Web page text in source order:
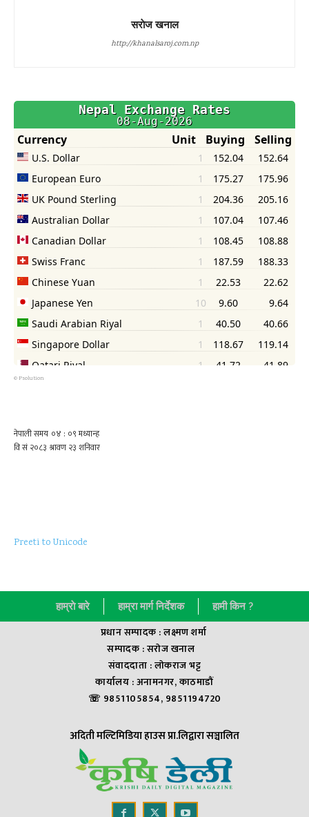
सराेज खनाल
http://khanalsaroj.com.np
© Psolution
Preeti to Unicode
हाम्राे बारे हाम्रा मार्ग निर्देशक हामी किन ?
प्रधान सम्पादक : लक्ष्मण शर्मा
सम्पादक : सराेज खनाल
संवाददाता : लाेकराज भट्ट
कार्यालय : अनामनगर, काठमाडौं
☏ 9851105854, 9851194720
अदिती मल्टिमिडिया हाउस प्रा.लिद्वारा सञ्चालित